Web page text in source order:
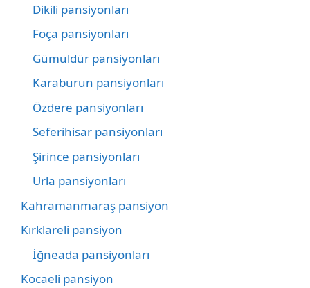
Dikili pansiyonları
Foça pansiyonları
Gümüldür pansiyonları
Karaburun pansiyonları
Özdere pansiyonları
Seferihisar pansiyonları
Şirince pansiyonları
Urla pansiyonları
Kahramanmaraş pansiyon
Kırklareli pansiyon
İğneada pansiyonları
Kocaeli pansiyon